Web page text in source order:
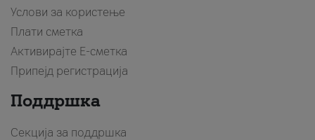
Услови за користење
Плати сметка
Активирајте Е-сметка
Припејд регистрација
Поддршка
Секција за поддршка